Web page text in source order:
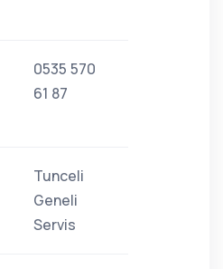
0535 570
61 87
Tunceli
Geneli
Servis